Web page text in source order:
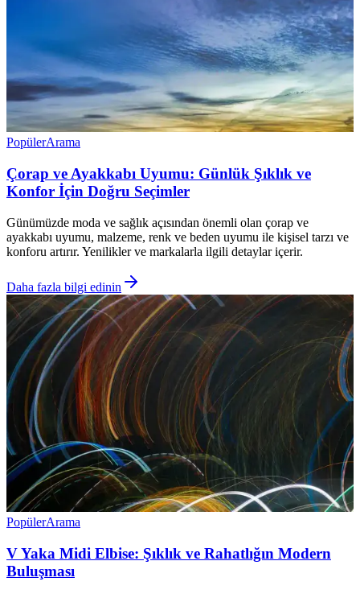
PopülerArama
Çorap ve Ayakkabı Uyumu: Günlük Şıklık ve
Konfor İçin Doğru Seçimler
Günümüzde moda ve sağlık açısından önemli olan çorap ve
ayakkabı uyumu, malzeme, renk ve beden uyumu ile kişisel tarzı ve
konforu artırır. Yenilikler ve markalarla ilgili detaylar içerir.
Daha fazla bilgi edinin
PopülerArama
V Yaka Midi Elbise: Şıklık ve Rahatlığın Modern
Buluşması